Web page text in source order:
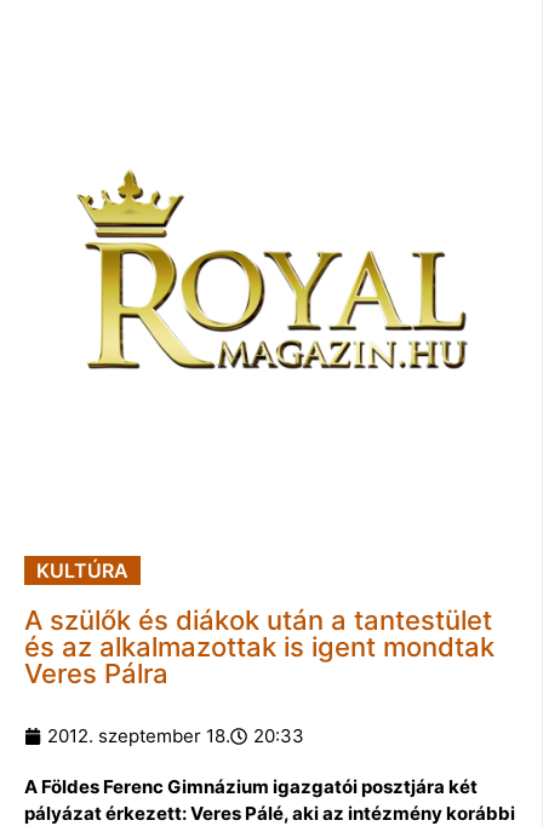
KULTÚRA
A szülők és diákok után a tantestület
és az alkalmazottak is igent mondtak
Veres Pálra
2012. szeptember 18. 20:33
A Földes Ferenc Gimnázium igazgatói posztjára két
pályázat érkezett: Veres Pálé, aki az intézmény korábbi